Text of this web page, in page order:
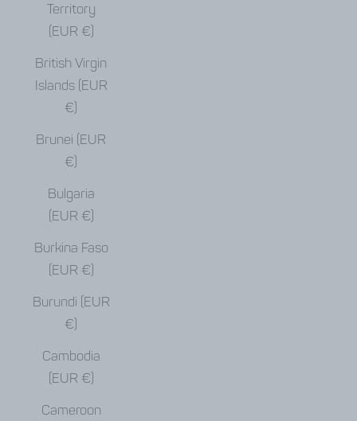
Territory
(EUR €)
British Virgin
Islands (EUR
€)
Brunei (EUR
€)
Bulgaria
(EUR €)
Burkina Faso
(EUR €)
Burundi (EUR
€)
Cambodia
(EUR €)
Cameroon